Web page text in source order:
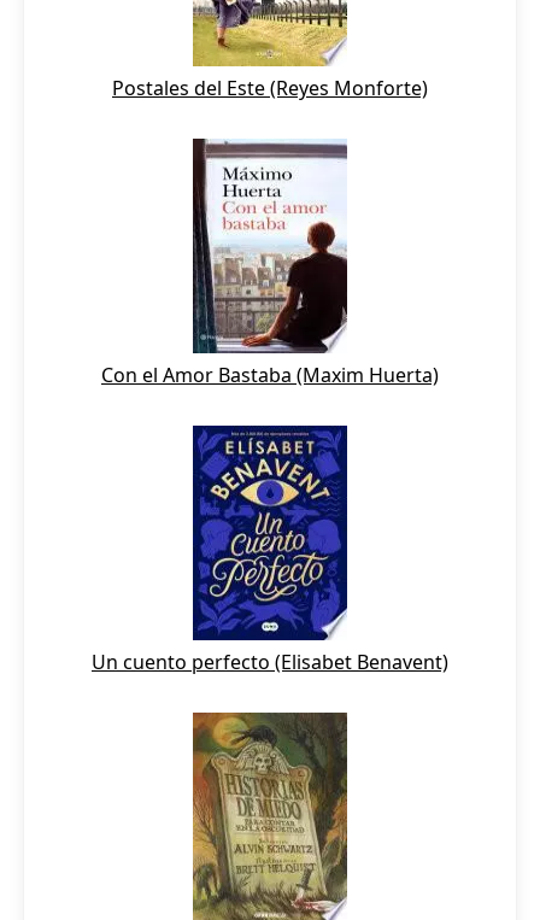
Postales del Este (Reyes Monforte)
Con el Amor Bastaba (Maxim Huerta)
Un cuento perfecto (Elisabet Benavent)